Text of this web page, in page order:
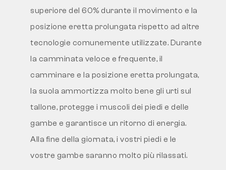
superiore del 60% durante il movimento e la
posizione eretta prolungata rispetto ad altre
tecnologie comunemente utilizzate. Durante
la camminata veloce e frequente, il
camminare e la posizione eretta prolungata,
la suola ammortizza molto bene gli urti sul
tallone, protegge i muscoli dei piedi e delle
gambe e garantisce un ritorno di energia.
Alla fine della giornata, i vostri piedi e le
vostre gambe saranno molto più rilassati.